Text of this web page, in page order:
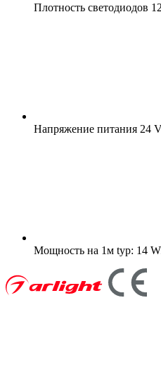
Плотность светодиодов
Напряжение питания 24
Мощность на 1м typ: 14